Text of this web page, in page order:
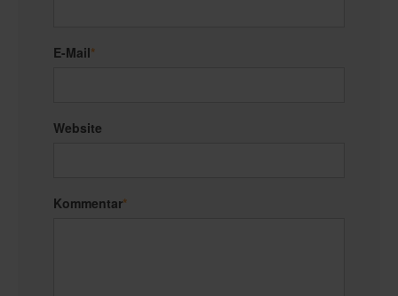
E-Mail*
Website
Kommentar*